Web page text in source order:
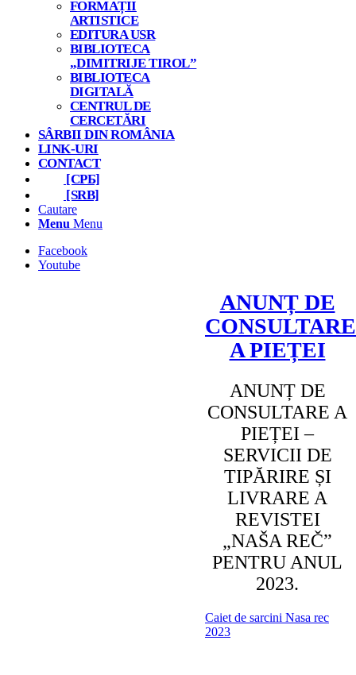
FORMAȚII
ARTISTICE
EDITURA USR
BIBLIOTECA
„DIMITRIJE TIROL”
BIBLIOTECA
DIGITALĂ
CENTRUL DE
CERCETĂRI
SÂRBII DIN ROMÂNIA
LINK-URI
CONTACT
[СРБ]
[SRB]
Cautare
Menu Menu
Facebook
Youtube
ANUNȚ DE
CONSULTARE
A PIEȚEI
ANUNȚ DE
CONSULTARE A
PIEȚEI –
SERVICII DE
TIPĂRIRE ȘI
LIVRARE A
REVISTEI
„NAŠA REČ”
PENTRU ANUL
2023.
Caiet de sarcini Nasa rec
2023